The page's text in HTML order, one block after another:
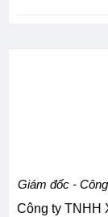
Giám đốc -
Công ty TNHH